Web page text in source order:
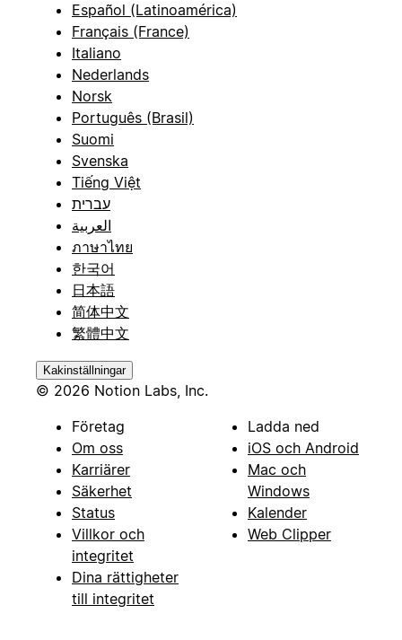
Español (Latinoamérica)
Français (France)
Italiano
Nederlands
Norsk
Português (Brasil)
Suomi
Svenska
Tiếng Việt
עברית
العربية
ภาษาไทย
한국어
日本語
简体中文
繁體中文
Kakinställningar
© 2026 Notion Labs, Inc.
Företag
Om oss
Karriärer
Säkerhet
Status
Villkor och
integritet
Dina rättigheter
till integritet
Ladda ned
iOS och Android
Mac och
Windows
Kalender
Web Clipper